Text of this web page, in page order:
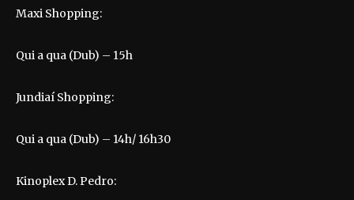
Maxi Shopping:
Qui a qua (Dub) – 15h
Jundiaí Shopping:
Qui a qua (Dub) – 14h/ 16h30
Kinoplex D. Pedro: